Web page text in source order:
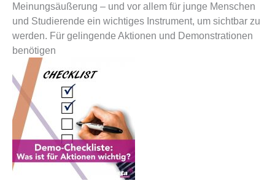
Meinungsäußerung – und vor allem für junge Menschen
und Studierende ein wichtiges Instrument, um sichtbar zu
werden. Für gelingende Aktionen und Demonstrationen
benötigen